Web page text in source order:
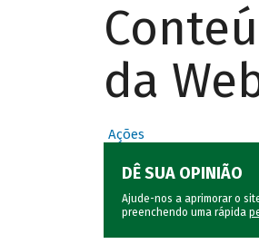
da
Ações
DÊ SUA OPINIÃO
Ajude-nos a aprimorar o
preenchendo uma rápida